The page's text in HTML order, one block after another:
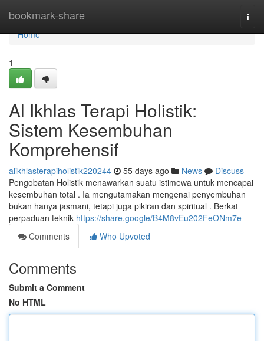
bookmark-share
Home
Home
1
Al Ikhlas Terapi Holistik:
Sistem Kesembuhan
Komprehensif
alikhlasterapiholistik220244 55 days ago News
Discuss
Pengobatan Holistik menawarkan suatu istimewa untuk mencapai
kesembuhan total . Ia mengutamakan mengenai penyembuhan
bukan hanya jasmani, tetapi juga pikiran dan spiritual . Berkat
perpaduan teknik https://share.google/B4M8vEu202FeONm7e
Comments
Who Upvoted
Comments
Submit a Comment
No HTML